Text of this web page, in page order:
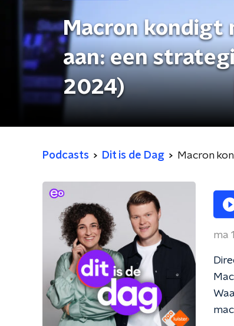
Macron kondigt
aan: een
2024)
Podcasts Dit is de Dag Macron
ma